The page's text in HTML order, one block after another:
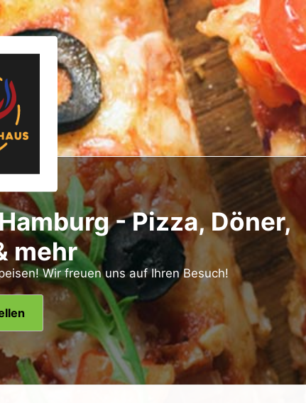
- Pizza, Döner,
mehr
Wir freuen uns auf Ihren Besuch!